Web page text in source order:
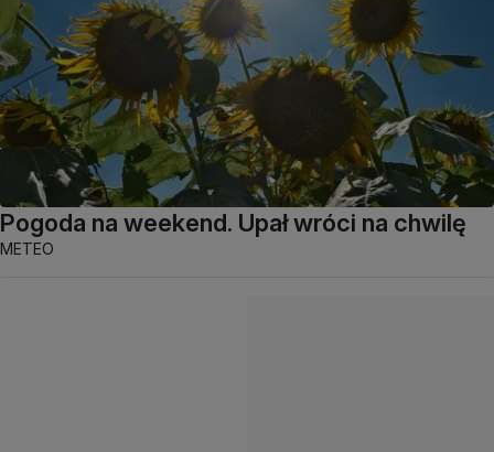
Pogoda na weekend. Upał wróci na chwilę
METEO